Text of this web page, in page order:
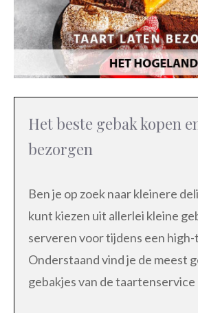
Het beste gebak kopen
bezorgen
Ben je op zoek naar kleinere
kunt kiezen uit allerlei kleine
serveren voor tijdens een high-
Onderstaand vind je de meest
gebakjes van de